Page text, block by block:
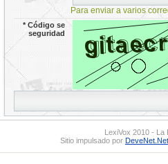
Para enviar a varios
*Código se
seguridad
LexiVox 2010 - La
Sitio impulsado por DeveNet.Net